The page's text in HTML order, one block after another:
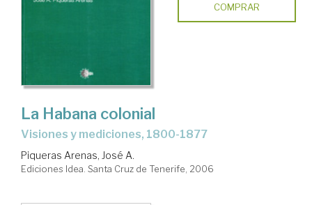
COMPRAR
La Habana colonial
visiones y mediciones, 1800-1877
Piqueras Arenas, José A.
Ediciones Idea. Santa Cruz de Tenerife, 2006